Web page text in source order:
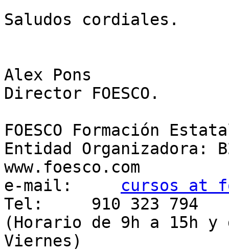
Saludos cordiales.
Alex Pons
Director FOESCO.
FOESCO Formación
Entidad Organizadora:
www.foesco.com
e-mail: cursos at
Tel:     910 323 794
(Horario de 9h a 15h y
Viernes)